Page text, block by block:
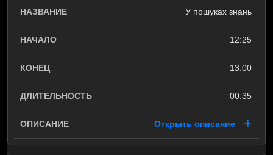
У пошуках знань
12:25
13:00
00:35
Открыть описание